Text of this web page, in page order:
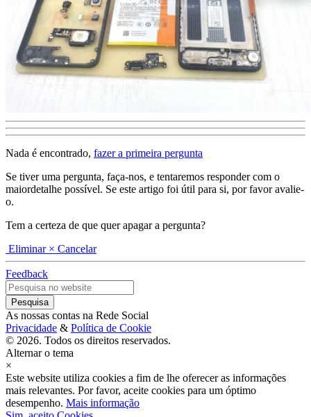
Nada é encontrado, fazer a primeira pergunta
Se tiver uma pergunta, faça-nos, e tentaremos responder com o
maiordetalhe possível. Se este artigo foi útil para si, por favor avalie-
o.
Tem a certeza de que quer apagar a pergunta?
Eliminar × Cancelar
Feedback
As nossas contas na Rede Social
Privacidade & Política de Cookie
© 2026. Todos os direitos reservados.
Alternar o tema
×
Este website utiliza cookies a fim de lhe oferecer as informações
mais relevantes. Por favor, aceite cookies para um óptimo
desempenho. Mais informação